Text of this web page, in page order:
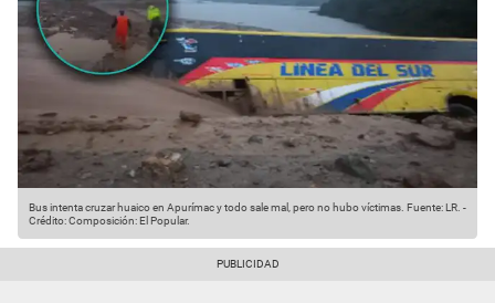
Bus intenta cruzar huaico en Apurímac y todo sale mal, pero no hubo víctimas. Fuente: LR. -
Crédito: Composición: El Popular.